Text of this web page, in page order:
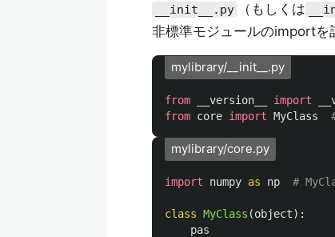
__init__.py （もしくは
非標準モジュールのimportを
mylibrary/__init__.py
from __version__ import
from core import MyClass
mylibrary/core.py
import numpy as np
class MyClass (object):
pas